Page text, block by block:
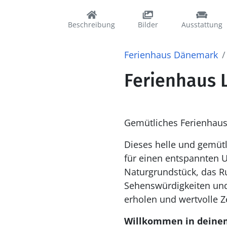
Beschreibung Bilder Ausstattung
Ferienhaus Dänemark
Ferienhaus
Gemütliches
Dieses helle und
für einen entspannten
Naturgrundstück, das
Sehenswürdigkeiten
erholen und wertvolle
Willkommen in